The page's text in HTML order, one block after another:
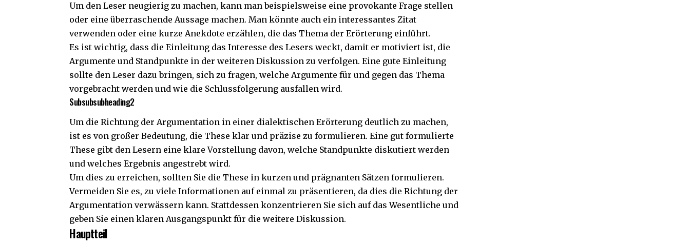
Um den Leser neugierig zu machen, kann man beispielsweise eine provokante Frage stellen
oder eine überraschende Aussage machen. Man könnte auch ein interessantes Zitat
verwenden oder eine kurze Anekdote erzählen, die das Thema der Erörterung einführt.
Es ist wichtig, dass die Einleitung das Interesse des Lesers weckt, damit er motiviert ist, die
Argumente und Standpunkte in der weiteren Diskussion zu verfolgen. Eine gute Einleitung
sollte den Leser dazu bringen, sich zu fragen, welche Argumente für und gegen das Thema
vorgebracht werden und wie die Schlussfolgerung ausfallen wird.
Subsubsubheading2
Um die Richtung der Argumentation in einer dialektischen Erörterung deutlich zu machen,
ist es von großer Bedeutung, die These klar und präzise zu formulieren. Eine gut formulierte
These gibt den Lesern eine klare Vorstellung davon, welche Standpunkte diskutiert werden
und welches Ergebnis angestrebt wird.
Um dies zu erreichen, sollten Sie die These in kurzen und prägnanten Sätzen formulieren.
Vermeiden Sie es, zu viele Informationen auf einmal zu präsentieren, da dies die Richtung der
Argumentation verwässern kann. Stattdessen konzentrieren Sie sich auf das Wesentliche und
geben Sie einen klaren Ausgangspunkt für die weitere Diskussion.
Hauptteil